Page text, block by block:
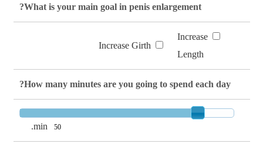
What is your main goal in penis enlargement?
Increase
Length
Increase Girth
How many minutes are you going to spend each day?